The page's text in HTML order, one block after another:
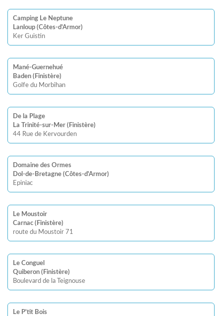
Camping Le Neptune
Lanloup (Côtes-d'Armor)
Ker Guistin
Mané-Guernehué
Baden (Finistère)
Golfe du Morbihan
De la Plage
La Trinité-sur-Mer (Finistère)
44 Rue de Kervourden
Domaine des Ormes
Dol-de-Bretagne (Côtes-d'Armor)
Epiniac
Le Moustoir
Carnac (Finistère)
route du Moustoir 71
Le Conguel
Quiberon (Finistère)
Boulevard de la Teignouse
Le P'tit Bois